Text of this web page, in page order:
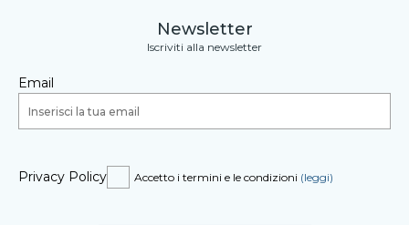
Newsletter
Iscriviti alla newsletter
Email
Privacy Policy Accetto i termini e le condizioni (leggi)